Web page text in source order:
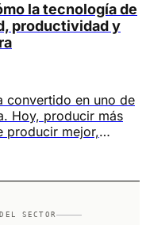
la tecnología de
productividad y
convertido en uno de
Hoy, producir más
producir mejor,
de tratamientos
de los salmones
SECTOR